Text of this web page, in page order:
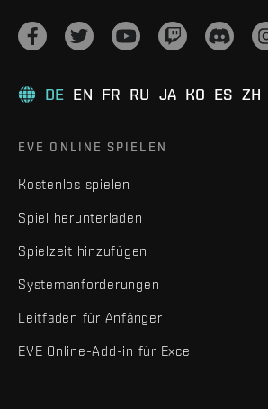
DE EN FR RU JA KO ES ZH
EVE ONLINE SPIELEN
Kostenlos spielen
Spiel herunterladen
Spielzeit hinzufügen
Systemanforderungen
Leitfaden für Anfänger
EVE Online-Add-in für Excel